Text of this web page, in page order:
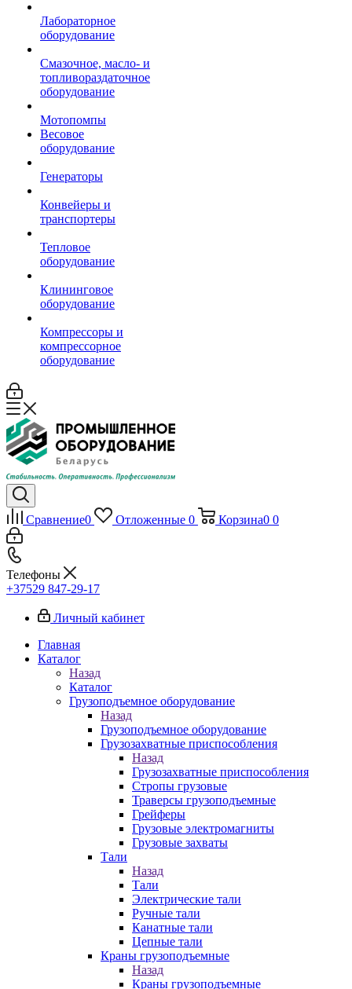
Лабораторное
оборудование
Смазочное, масло- и
топливораздаточное
оборудование
Мотопомпы
Весовое
оборудование
Генераторы
Конвейеры и
транспортеры
Тепловое
оборудование
Клининговое
оборудование
Компрессоры и
компрессорное
оборудование
Сравнение0 Отложенные 0 Корзина0 0
Телефоны
+37529 847-29-17‬
Личный кабинет
Главная
Каталог
Назад
Каталог
Грузоподъемное оборудование
Назад
Грузоподъемное оборудование
Грузозахватные приспособления
Назад
Грузозахватные приспособления
Стропы грузовые
Траверсы грузоподъемные
Грейферы
Грузовые электромагниты
Грузовые захваты
Тали
Назад
Тали
Электрические тали
Ручные тали
Канатные тали
Цепные тали
Краны грузоподъемные
Назад
Краны грузоподъемные